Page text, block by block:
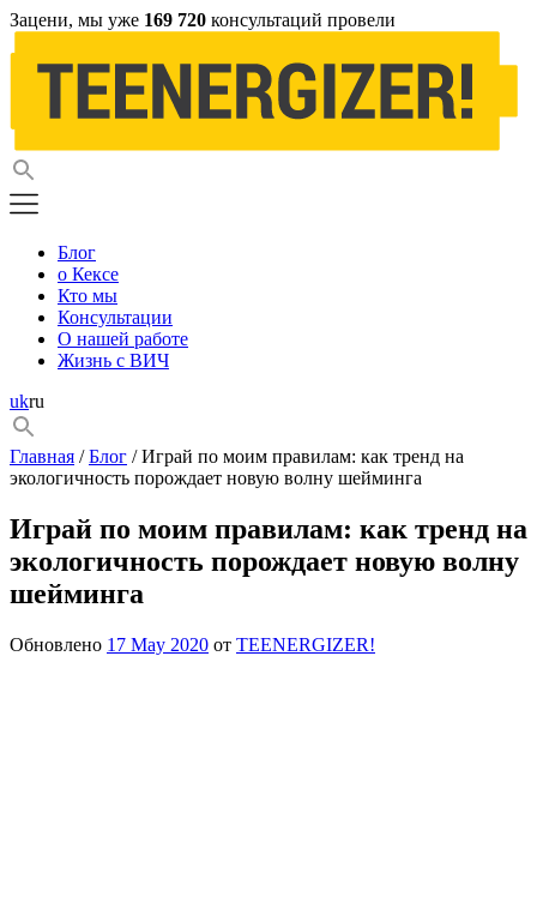
Зацени, мы уже 169 720 консультаций провели
Блог
о Кексе
Кто мы
Консультации
О нашей работе
Жизнь с ВИЧ
ukru
Главная /Блог / Играй по моим правилам: как тренд на
экологичность порождает новую волну шейминга
Играй по моим правилам: как тренд на
экологичность порождает новую волну
шейминга
Обновлено 17 May 2020 от TEENERGIZER!